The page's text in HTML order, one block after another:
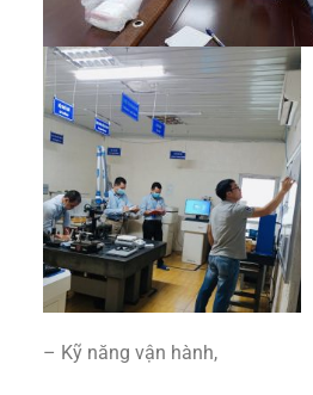
– Kỹ năng vận hành,